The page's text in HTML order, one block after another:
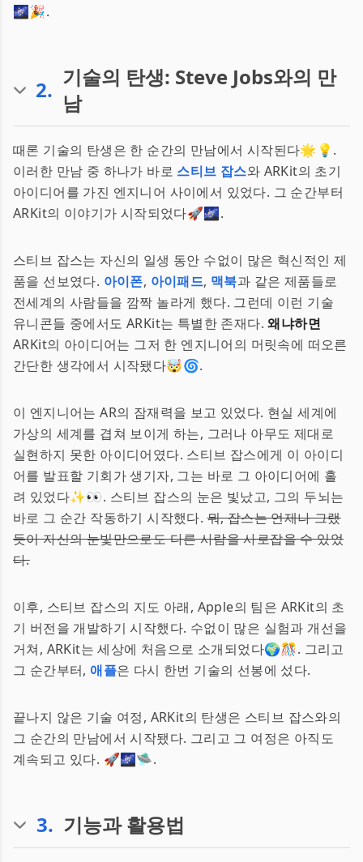
🌌🎉.
2. 기술의 탄생: Steve Jobs와의 만
남
때론 기술의 탄생은 한 순간의 만남에서 시작된다🌟💡.
이러한 만남 중 하나가 바로 스티브 잡스와 ARKit의 초기
아이디어를 가진 엔지니어 사이에서 있었다. 그 순간부터
ARKit의 이야기가 시작되었다🚀🌌.
스티브 잡스는 자신의 일생 동안 수없이 많은 혁신적인 제
품을 선보였다. 아이폰, 아이패드, 맥북과 같은 제품들로
전세계의 사람들을 깜짝 놀라게 했다. 그런데 이런 기술
유니콘들 중에서도 ARKit는 특별한 존재다.왜냐하면
ARKit의 아이디어는 그저 한 엔지니어의 머릿속에 떠오른
간단한 생각에서 시작됐다🤯🌀.
이 엔지니어는 AR의 잠재력을 보고 있었다. 현실 세계에
가상의 세계를 겹쳐 보이게 하는, 그러나 아무도 제대로
실현하지 못한 아이디어였다. 스티브 잡스에게 이 아이디
어를 발표할 기회가 생기자, 그는 바로 그 아이디어에 홀
려 있었다✨👀. 스티브 잡스의 눈은 빛났고, 그의 두뇌는
바로 그 순간 작동하기 시작했다.뭐, 잡스는 언제나 그랬
듯이 자신의 눈빛만으로도 다른 사람을 사로잡을 수 있었
다.
이후, 스티브 잡스의 지도 아래, Apple의 팀은 ARKit의 초
기 버전을 개발하기 시작했다. 수없이 많은 실험과 개선을
거쳐, ARKit는 세상에 처음으로 소개되었다🌍🎊. 그리고
그 순간부터, 애플은 다시 한번 기술의 선봉에 섰다.
끝나지 않은 기술 여정, ARKit의 탄생은 스티브 잡스와의
그 순간의 만남에서 시작됐다. 그리고 그 여정은 아직도
계속되고 있다. 🚀🌌🛸.
3. 기능과 활용법